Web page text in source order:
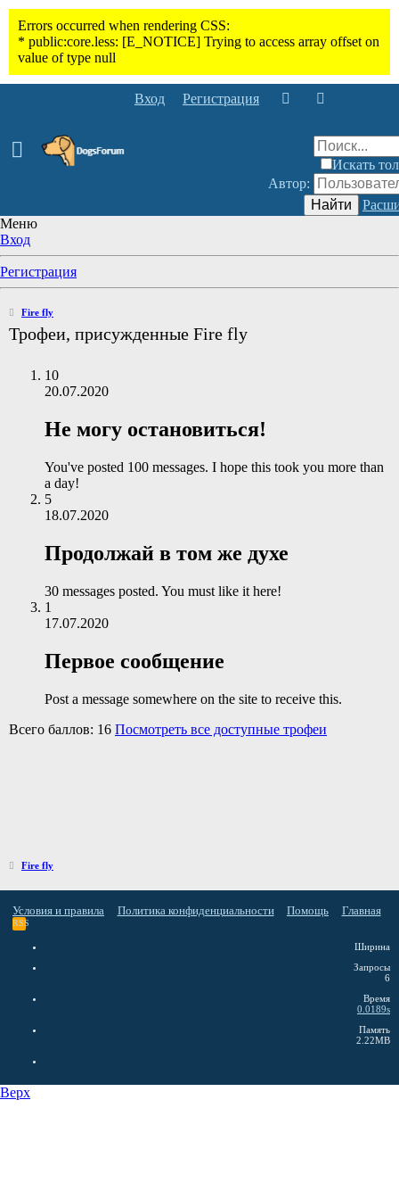
Вход Регистрация
Искать
Автор:
Найти
Меню
Вход
Регистрация
Fire fly
Трофеи, присужденные Fire fly
10
20.07.2020
Не могу остановиться!
You've posted 100 messages. I hope this took you more than
a day!
5
18.07.2020
Продолжай в том же духе
30 messages posted. You must like it here!
1
17.07.2020
Первое сообщение
Post a message somewhere on the site to receive this.
Всего баллов: 16 Посмотреть все доступные трофеи
Fire fly
Условия и правила Политика конфиденциальности Помощь Главная
RSS
Ширина
Запросы
6
Время
0.0189s
Память
2.22MB
Верх